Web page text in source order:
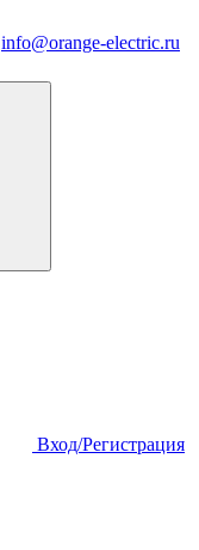
info@orange-electric.ru
Вход/Регистрация